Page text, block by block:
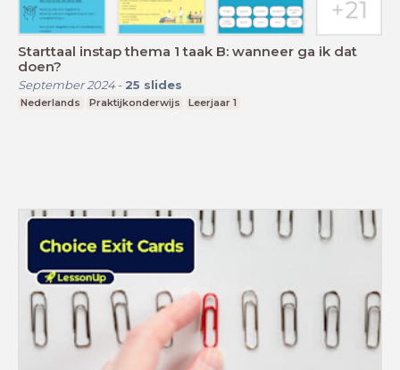
Starttaal instap thema 1 taak B: wanneer ga ik dat
doen?
September 2024- 25 slides
Nederlands Praktijkonderwijs Leerjaar 1